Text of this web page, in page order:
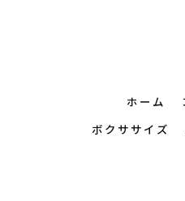
ホーム
ボクササイズ